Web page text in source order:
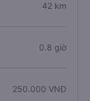
42 km
0.8 giờ
250.000 VNĐ